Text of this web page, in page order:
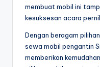
membuat mobil ini
kesuksesan acara
Dengan beragam
sewa mobil pengantin
memberikan